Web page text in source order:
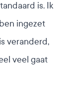
is. Ik
ingezet
veranderd,
veel gaat